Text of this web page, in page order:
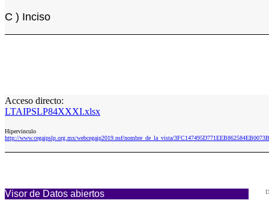
C ) Inciso
Acceso directo:
LTAIPSLP84XXXI.xlsx
Hipervinculo
http://www.cegaipslp.org.mx/webcegaip2019.nsf/nombre_de_la_vista/
Visor de Datos abiertos